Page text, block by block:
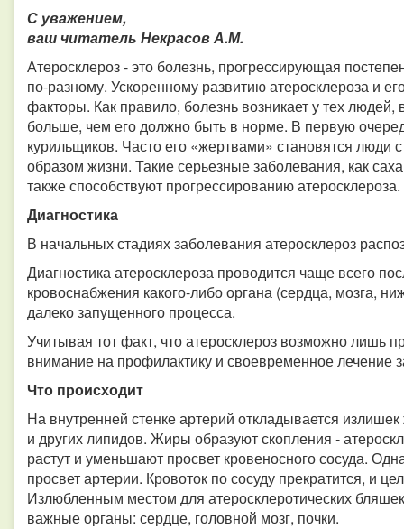
С уважением,
ваш читатель Некрасов А.М.
Атеросклероз - это болезнь, прогрессирующая
по-разному. Ускоренному развитию атеросклероза и
факторы. Как правило, болезнь возникает у тех
больше, чем его должно быть в норме. В первую
курильщиков. Часто его «жертвами» становятся
образом жизни. Такие серьезные заболевания, как
также способствуют прогрессированию атеросклероза.
Диагностика
В начальных стадиях заболевания атеросклероз
Диагностика атеросклероза проводится чаще всего
кровоснабжения какого-либо органа (сердца, мозга,
далеко запущенного процесса.
Учитывая тот факт, что атеросклероз возможно лишь
внимание на профилактику и своевременное лечение
Что происходит
На внутренней стенке артерий откладывается
и других липидов. Жиры образуют скопления -
растут и уменьшают просвет кровеносного сосуда.
просвет артерии. Кровоток по сосуду прекратится, и
Излюбленным местом для атеросклеротических
важные органы: сердце, головной мозг, почки.